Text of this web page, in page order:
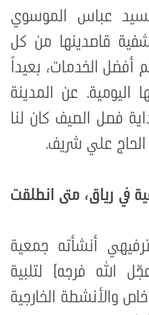
عباس الموسوي
قاصدينها من كل
أفضل الخدمات، بعيداً
اليومية. عن المدينة
فصل الصيف كان لنا
الحاج علي شريف.
في رياق، متى انطلقت
أنشأته جمعية
الله فرجه) لتلبية
والأنشطة الخارجية